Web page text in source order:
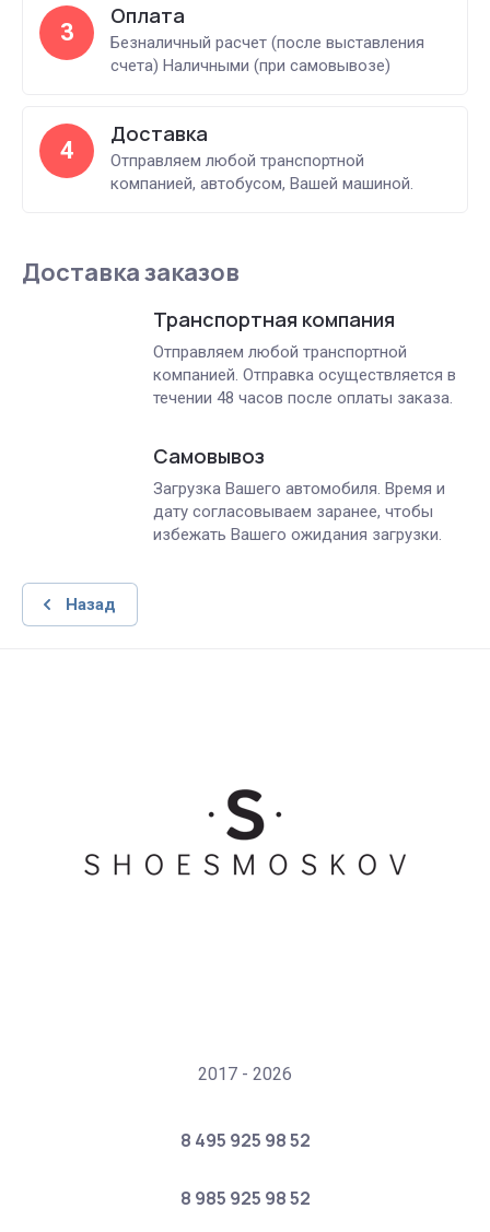
3
Оплата
Безналичный расчет (после выставления
счета) Наличными (при самовывозе)
4
Доставка
Отправляем любой транспортной
компанией, автобусом, Вашей машиной.
Доставка заказов
Транспортная компания
Отправляем любой транспортной
компанией. Отправка осуществляется в
течении 48 часов после оплаты заказа.
Самовывоз
Загрузка Вашего автомобиля. Время и
дату согласовываем заранее, чтобы
избежать Вашего ожидания загрузки.
Назад
2017 - 2026
8 495 925 98 52
8 985 925 98 52